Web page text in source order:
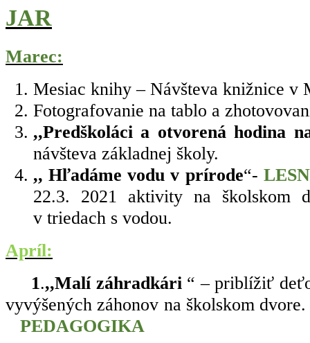
JAR
Marec:
Mesiac knihy – Návšteva knižnice v
Fotografovanie na tablo a
,,Predškoláci a otvorená hodina
návšteva základnej školy.
,, Hľadáme vodu v prírode“-
22.3. 2021 aktivity na školskom
v triedach s vodou.
Apríl:
1.,,Malí záhradkári “ – priblížiť
vyvýšených záhonov na školskom dvore.
PEDAGOGIKA